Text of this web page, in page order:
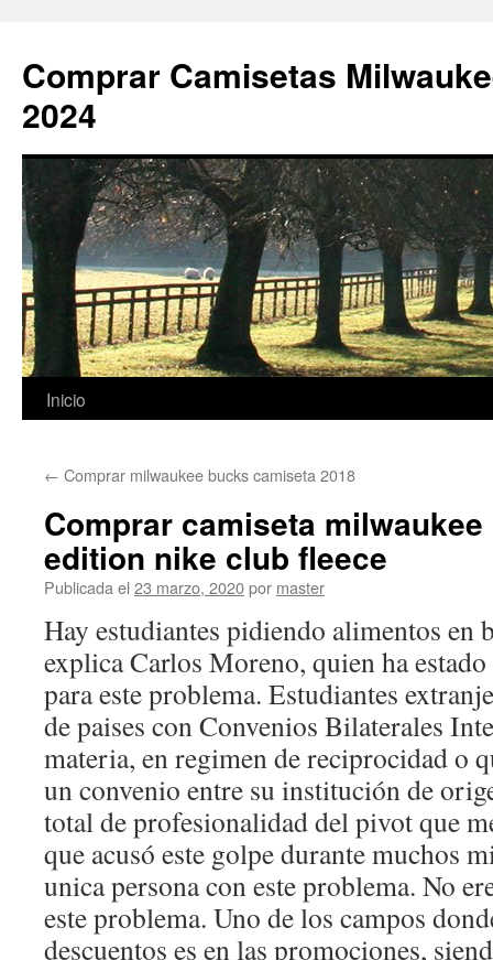
Comprar Camisetas
2024
Saltar
contenido
Inicio
← Comprar milwaukee bucks camiseta 2018
Comprar camiseta
edition nike club fleece
Publicada el 23 marzo, 2020por master
Hay estudiantes pidiendo alimentos en
explica Carlos Moreno, quien ha
para este problema. Estudiantes
de paises con Convenios Bilaterales
materia, en regimen de reciprocidad o
un convenio entre su institución de
total de profesionalidad del pivot que
que acusó este golpe durante muchos
unica persona con este problema. No
este problema. Uno de los campos
descuentos es en las promociones,